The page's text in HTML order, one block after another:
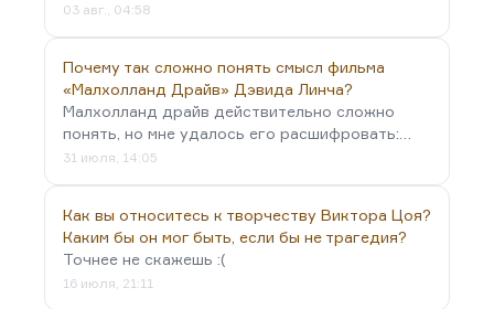
03 авг., 04:58
Почему так сложно понять смысл фильма
«Малхолланд Драйв» Дэвида Линча?
Малхолланд драйв действительно сложно
понять, но мне удалось его расшифровать:…
31 июля, 14:05
Как вы относитесь к творчеству Виктора Цоя?
Каким бы он мог быть, если бы не трагедия?
Точнее не скажешь :(
16 июля, 21:11